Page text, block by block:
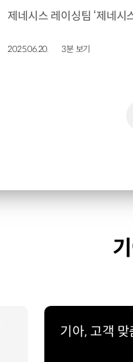
2025.06.20. 3분 보기
기아, 고객